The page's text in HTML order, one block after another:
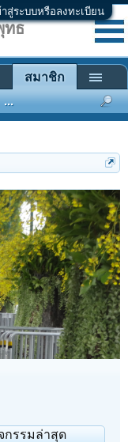
าสู่ระบบหรือลงทะเบียน
กรรมล่าสุด
ทธ
สมาชิก
...